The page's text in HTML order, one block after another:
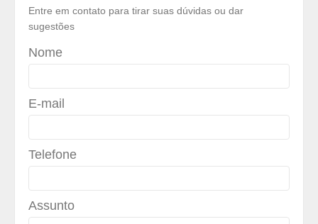
Entre em contato para tirar suas dúvidas ou dar
sugestões
Nome
E-mail
Telefone
Assunto